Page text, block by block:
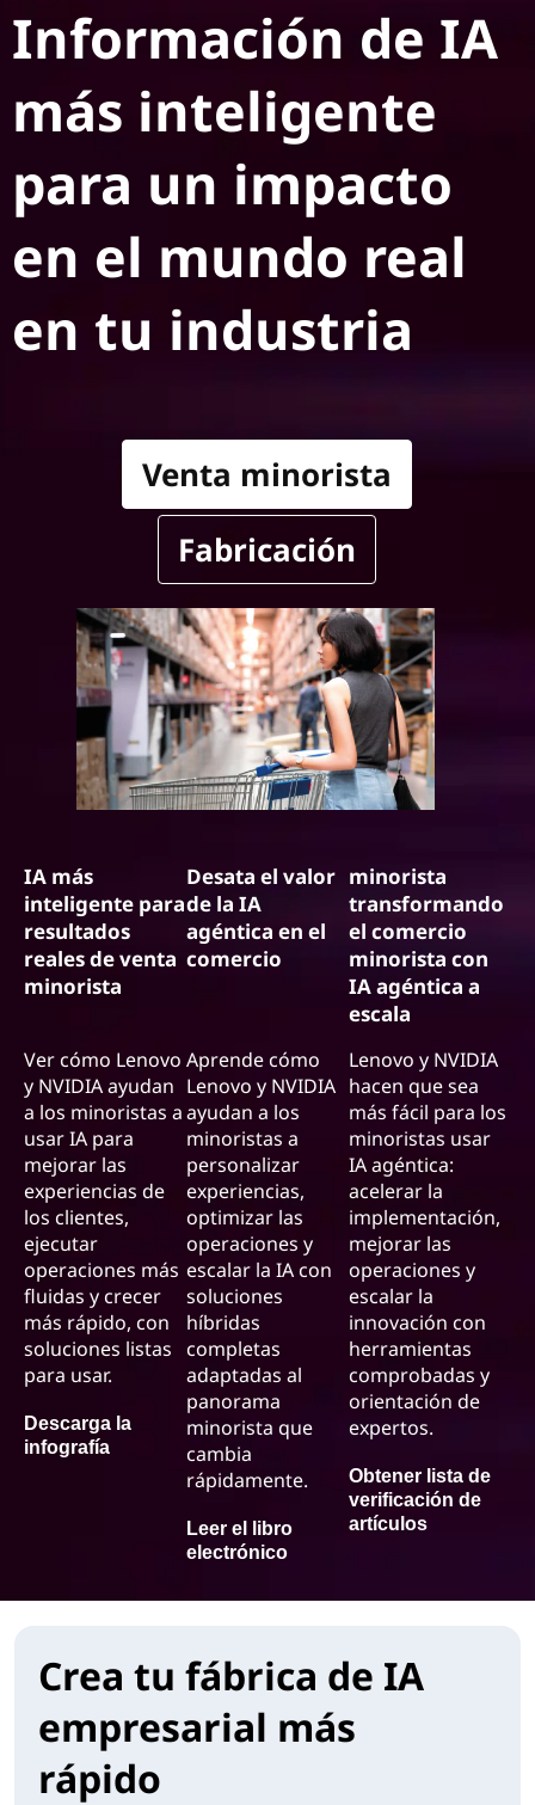
Información de IA
más inteligente
para un impacto
en el mundo real
en tu industria
Venta minorista
Fabricación
IA más
inteligente para
resultados
reales de venta
minorista
Desata el valor
de la IA
agéntica en el
comercio
minorista
transformando
el comercio
minorista con
IA agéntica a
escala
Ver cómo Lenovo
y NVIDIA ayudan
a los minoristas a
usar IA para
mejorar las
experiencias de
los clientes,
ejecutar
operaciones más
fluidas y crecer
más rápido, con
soluciones listas
para usar.
Descarga la
infografía
Aprende cómo
Lenovo y NVIDIA
ayudan a los
minoristas a
personalizar
experiencias,
optimizar las
operaciones y
escalar la IA con
soluciones
híbridas
completas
adaptadas al
panorama
minorista que
cambia
rápidamente.
Leer el libro
electrónico
Lenovo y NVIDIA
hacen que sea
más fácil para los
minoristas usar
IA agéntica:
acelerar la
implementación,
mejorar las
operaciones y
escalar la
innovación con
herramientas
comprobadas y
orientación de
expertos.
Obtener lista de
verificación de
artículos
Crea tu fábrica de IA
empresarial más
rápido